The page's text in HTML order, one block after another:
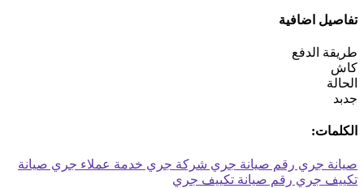
تفاصيل اضافية
طريقة الدفع
كاش
الحالة
جدبد
الكلمات:
صيانة جري رقم صيانة جري شركة جري خدمة عملاء جري صيانة
تكييف جري رقم صيانة تكييف جري